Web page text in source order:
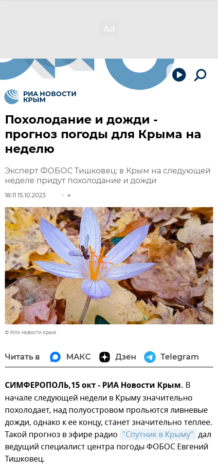
Похолодание и дожди -
прогноз погоды для Крыма на
неделю
Эксперт ФОБОС Тишковец: в Крым на следующей
неделе придут похолодание и дожди
18:11 15.10.2023
© РИА Новости Крым
Читать в МАКС Дзен Telegram
СИМФЕРОПОЛЬ,15 окт - РИА Новости Крым. В
начале следующей недели в Крыму значительно
похолодает, над полуостровом прольются ливневые
дожди, однако к ее концу, станет значительно теплее.
Такой прогноз в эфире радио "Спутник в Крыму" дал
ведущий специалист центра погоды ФОБОС Евгений
Тишковец.